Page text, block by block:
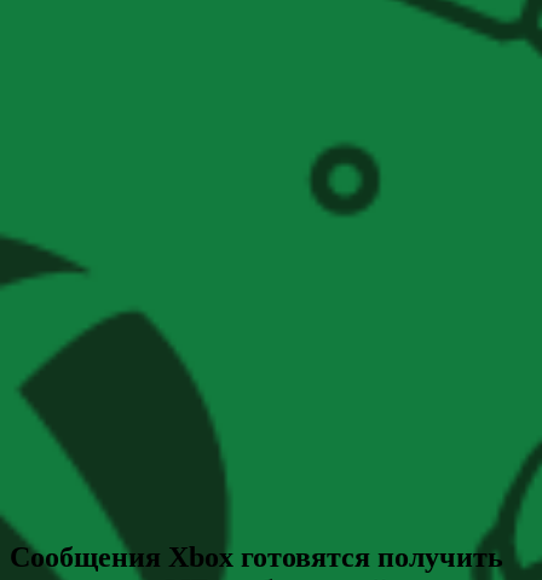
Сообщения Xbox готовятся получить